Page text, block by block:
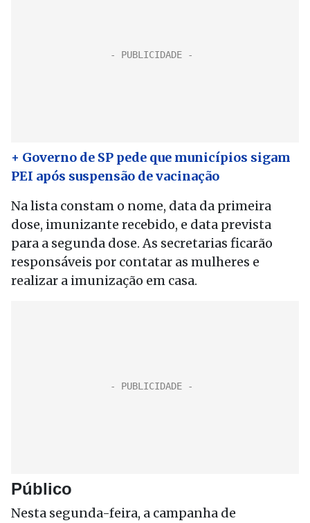
+ Governo de SP pede que municípios sigam
PEI após suspensão de vacinação
Na lista constam o nome, data da primeira
dose, imunizante recebido, e data prevista
para a segunda dose. As secretarias ficarão
responsáveis por contatar as mulheres e
realizar a imunização em casa.
Público
Nesta segunda-feira, a campanha de